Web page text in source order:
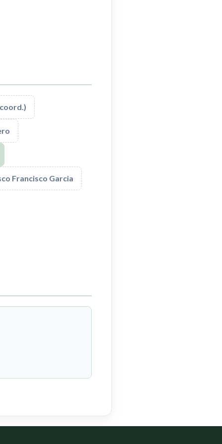
Francisco Garcia